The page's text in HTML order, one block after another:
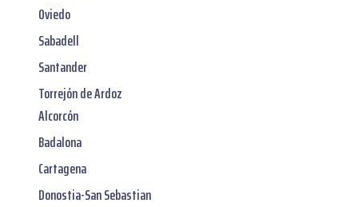
Oviedo
Sabadell
Santander
Torrejón de Ardoz
Alcorcón
Badalona
Cartagena
Donostia-San Sebastian